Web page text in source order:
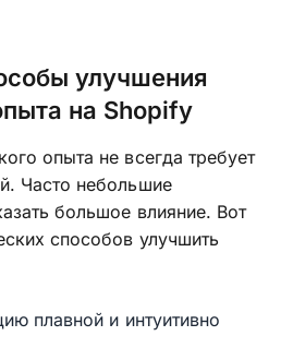
улучшения
на Shopify
опыта не всегда требует
Часто небольшие
большое влияние. Вот
способов улучшить
плавной и интуитивно